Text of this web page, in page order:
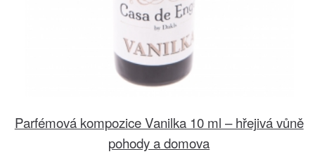
Parfémová kompozice Vanilka 10 ml – hřejivá vůně
pohody a domova